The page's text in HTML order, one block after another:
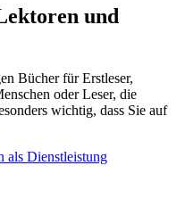
und
Bücher für Erstleser,
oder Leser, die
wichtig, dass Sie auf
als Dienstleistung